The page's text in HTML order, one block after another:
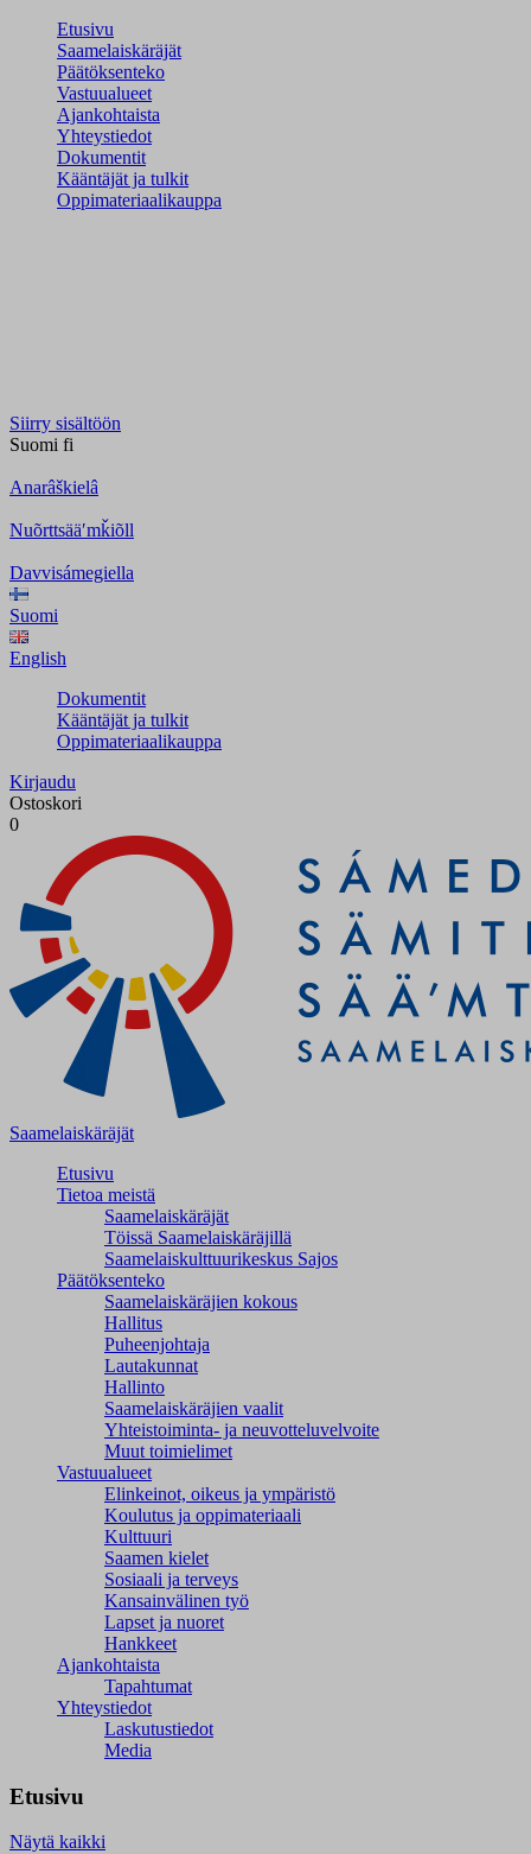
Etusivu
Saamelaiskäräjät
Päätöksenteko
Vastuualueet
Ajankohtaista
Yhteystiedot
Dokumentit
Kääntäjät ja tulkit
Oppimateriaalikauppa
Siirry sisältöön
Suomi fi
Anarâškielâ
Nuõrttsääʹmǩiõll
Davvisámegiella
Suomi
English
Dokumentit
Kääntäjät ja tulkit
Oppimateriaalikauppa
Kirjaudu
Ostoskori
0
Saamelaiskäräjät
Etusivu
Tietoa meistä
Saamelaiskäräjät
Töissä Saamelaiskäräjillä
Saamelaiskulttuuri­keskus Sajos
Päätöksenteko
Saamelaiskäräjien kokous
Hallitus
Puheenjohtaja
Lautakunnat
Hallinto
Saamelaiskäräjien vaalit
Yhteistoiminta- ja neuvotteluvelvoite
Muut toimielimet
Vastuualueet
Elinkeinot, oikeus ja ympäristö
Koulutus ja oppimateriaali
Kulttuuri
Saamen kielet
Sosiaali ja terveys
Kansainvälinen työ
Lapset ja nuoret
Hankkeet
Ajankohtaista
Tapahtumat
Yhteystiedot
Laskutustiedot
Media
Etusivu
Näytä kaikki